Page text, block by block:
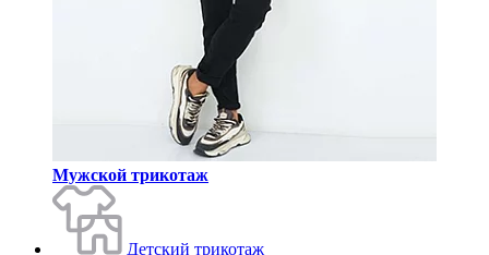
Мужской трикотаж
Детский трикотаж